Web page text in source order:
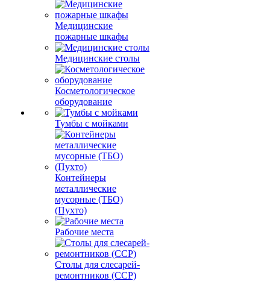
Медицинские
пожарные шкафы
Медицинские столы
Косметологическое
оборудование
Тумбы с мойками
Контейнеры
металлические
мусорные (ТБО)
(Пухто)
Рабочие места
Столы для слесарей-
ремонтников (ССР)